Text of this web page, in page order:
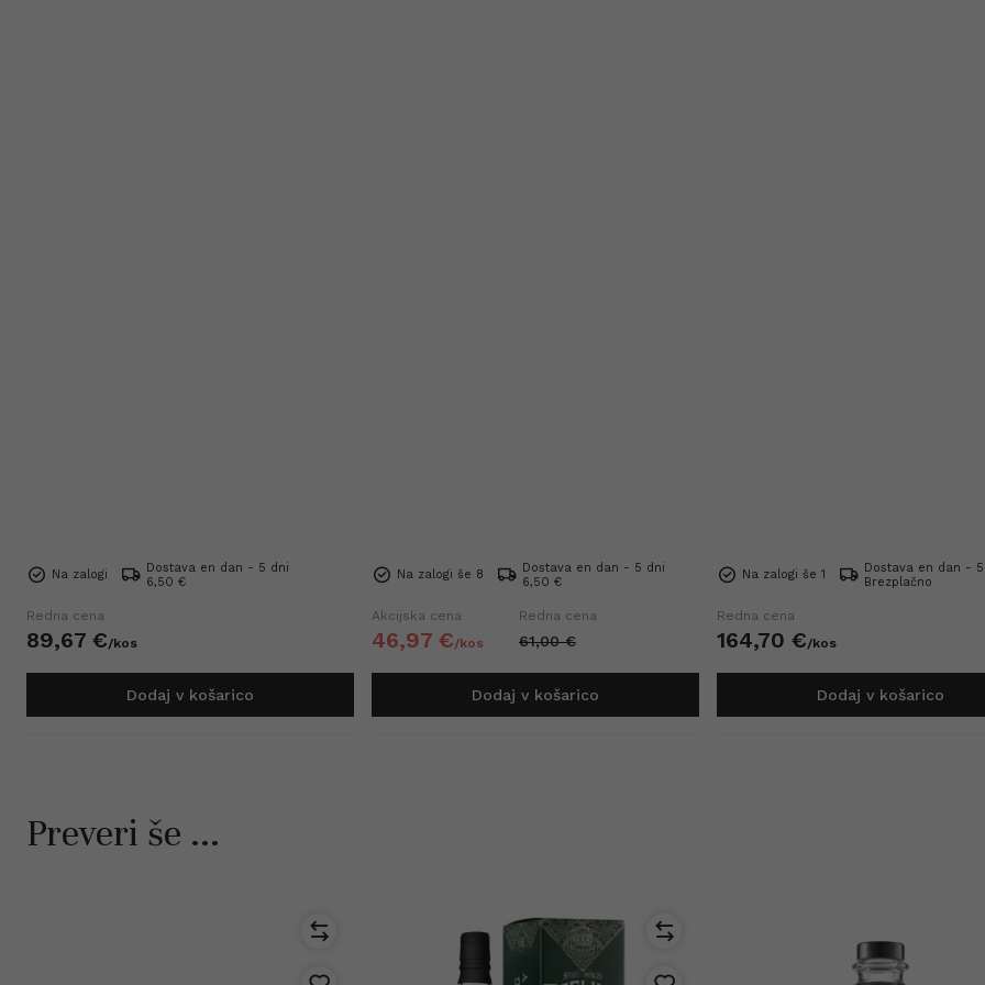
Na zalogi
Dostava en dan - 5 dni
6,50 €
Redna cena
89,67 €/kos
Dodaj v košarico
Na zalogi še 8
Dostava en dan - 5 dni
6,50 €
Akcijska cena
46,97 €/kos
Redna cena
61,00 €
Dodaj v košarico
Na zalogi še 1
Dostava en dan -
Brezplačno
Redna cena
164,70 €/kos
Dodaj v košarico
Preveri še ...